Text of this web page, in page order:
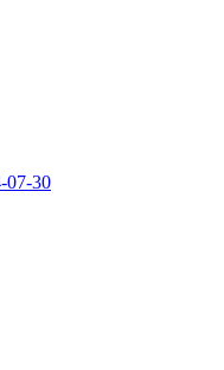
07-30